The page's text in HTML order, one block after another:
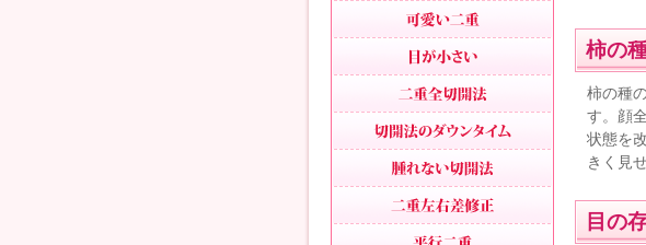
目が小さい
二重全切開
切開法の
腫れない
二重左右
平行二重
柿の
柿の種
す。顔
状態を
きく見
目の